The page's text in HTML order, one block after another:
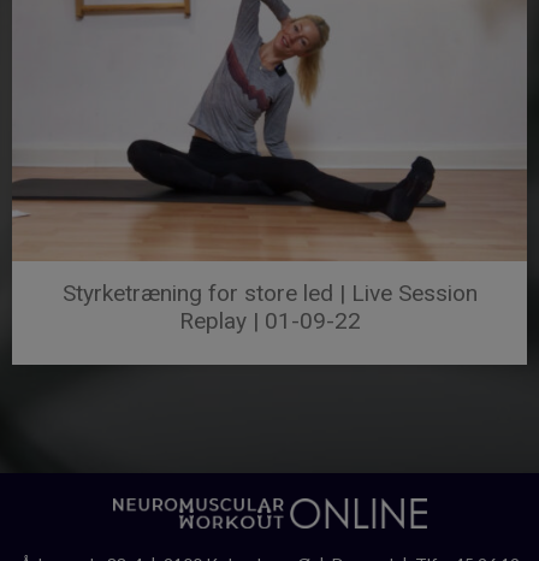
Styrketræning for store led | Live Session
Replay | 01-09-22